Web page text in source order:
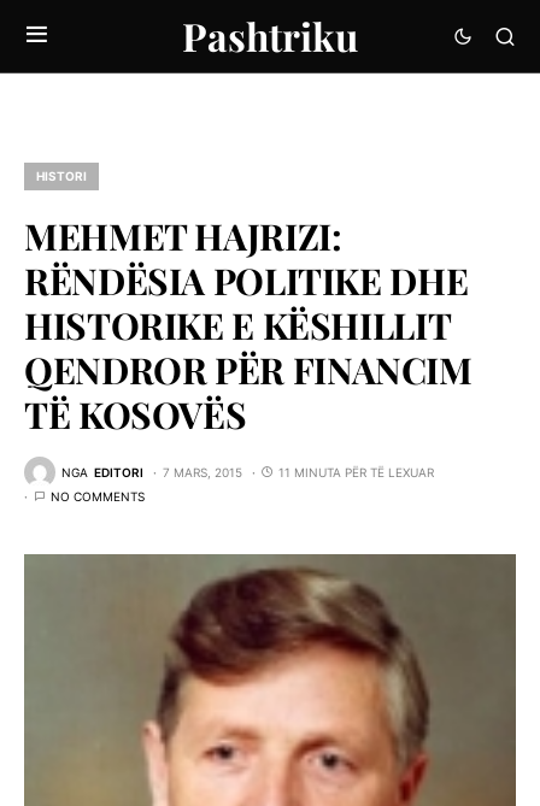
Pashtriku
HISTORI
MEHMET HAJRIZI:
RËNDËSIA POLITIKE DHE
HISTORIKE E KËSHILLIT
QENDROR PËR FINANCIM
TË KOSOVËS
NGA EDITORI 7 MARS, 2015
11 MINUTA PËR TË LEXUAR
NO COMMENTS